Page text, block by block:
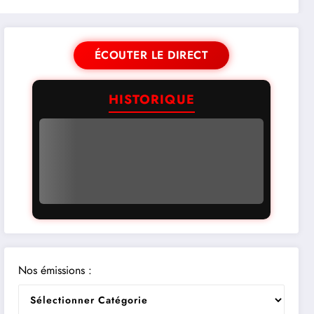
ÉCOUTER LE DIRECT
HISTORIQUE
Nos émissions :